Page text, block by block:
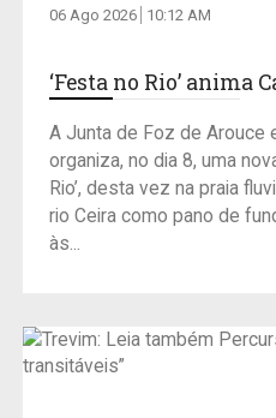
06 Ago 2026 10:12 AM
‘Festa no Rio’ anima
A Junta de Foz de Arouce
organiza, no dia 8, uma
Rio’, desta vez na praia
rio Ceira como pano de
às...